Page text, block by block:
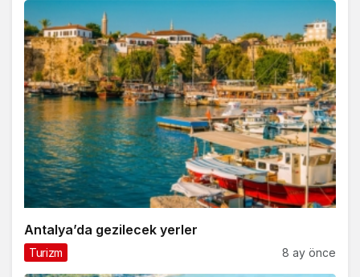
Antalya’da gezilecek yerler
Turizm 8 ay önce